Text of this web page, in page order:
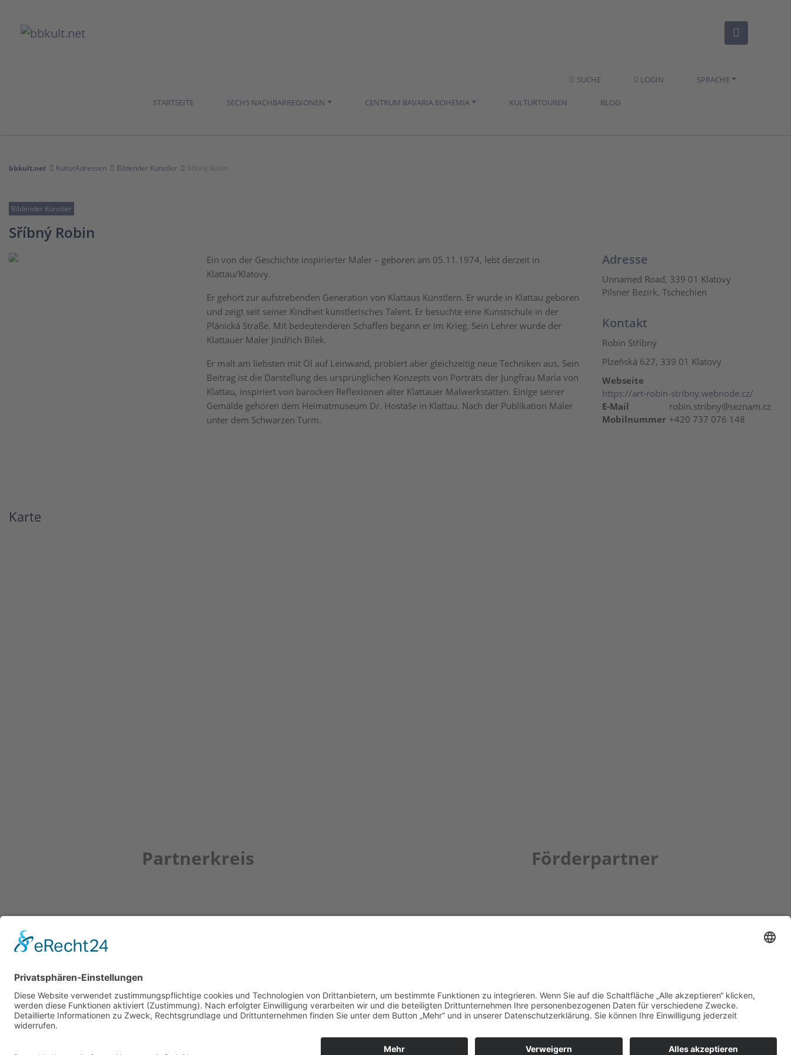
SUCHE LOGIN SPRACHE
STARTSEITE SECHS NACHBARREGIONEN CENTRUM BAVARIA BOHEMIA KULTURTOUREN BLOG
bbkult.net KulturAdressen Bildender Künstler Sříbný Robin
Bildender Künstler
Sříbný Robin
Ein von der Geschichte inspirierter Maler – geboren am 05.11.1974, lebt derzeit in
Klattau/Klatovy.
Er gehört zur aufstrebenden Generation von Klattaus Künstlern. Er wurde in Klattau geboren
und zeigt seit seiner Kindheit künstlerisches Talent. Er besuchte eine Kunstschule in der
Plánická Straße. Mit bedeutenderen Schaffen begann er im Krieg. Sein Lehrer wurde der
Klattauer Maler Jindřich Bílek.
Er malt am liebsten mit Öl auf Leinwand, probiert aber gleichzeitig neue Techniken aus. Sein
Beitrag ist die Darstellung des ursprünglichen Konzepts von Porträts der Jungfrau Maria von
Klattau, inspiriert von barocken Reflexionen alter Klattauer Malwerkstätten. Einige seiner
Gemälde gehören dem Heimatmuseum Dr. Hostaše in Klattau. Nach der Publikation Maler
unter dem Schwarzen Turm.
Adresse
Unnamed Road, 339 01 Klatovy
Pilsner Bezirk, Tschechien
Kontakt
Robin Stříbný
Plzeňská 627, 339 01 Klatovy
Webseite
https://art-robin-stribny.webnode.cz/
E-Mail
robin.stribny@seznam.cz
Mobilnummer +420 737 076 148
Karte
Partnerkreis Förderpartner
Newsletter
ZUR ANMELDUNG
Dr. Veronika Hofinger
Freyung 1, 92539 Schönsee
Tel.:+49 (0)9674 / 92 48 78
veronika.hofinger@cebb.de